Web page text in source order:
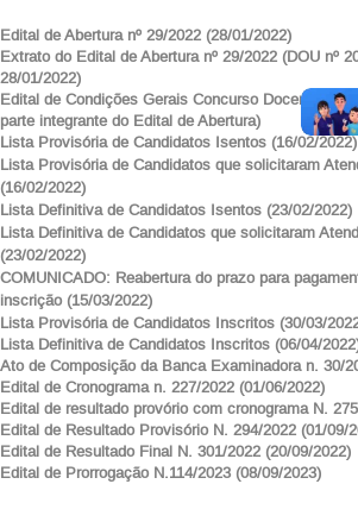
Edital de Abertura nº 29/2022 (28/01/2022)
Extrato do Edital de Abertura nº 29/2022 (DOU nº
28/01/2022)
Edital de Condições Gerais Concurso Docente
parte integrante do Edital de Abertura)
Lista Provisória de Candidatos Isentos (16/02/2022)
Lista Provisória de Candidatos que solicitaram
(16/02/2022)
Lista Definitiva de Candidatos Isentos (23/02/2022)
Lista Definitiva de Candidatos que solicitaram
(23/02/2022)
COMUNICADO: Reabertura do prazo para
inscrição (15/03/2022)
Lista Provisória de Candidatos Inscritos (30/03/
Lista Definitiva de Candidatos Inscritos (06/04/
Ato de Composição da Banca Examinadora n. 30/
Edital de Cronograma n. 227/2022 (01/06/2022)
Edital de resultado provório com cronograma N.
Edital de Resultado Provisório N. 294/2022 (01/09/
Edital de Resultado Final N. 301/2022 (20/09/2022)
Edital de Prorrogação N.114/2023 (08/09/2023)